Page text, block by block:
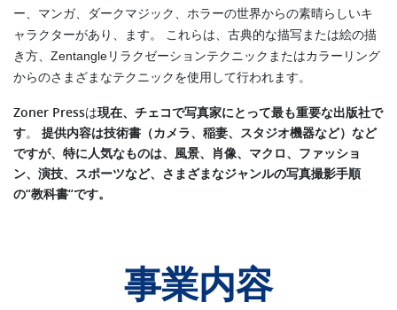
ー、マンガ、ダークマジック、ホラーの世界からの素晴らしいキ
ャラクターがあり、ます。 これらは、古典的な描写または絵の描
き方、Zentangleリラクゼーションテクニックまたはカラーリング
からのさまざまなテクニックを使用して行われます。
Zoner Pressは現在、チェコで写真家にとって最も重要な出版社で
す。
提供内容は技術書（カメラ、稲妻、スタジオ機器など）など
ですが、特に人気なものは、風景、肖像、マクロ、ファッショ
ン、演技、スポーツなど、さまざまなジャンルの写真撮影手順
の“教科書“です。
事業内容